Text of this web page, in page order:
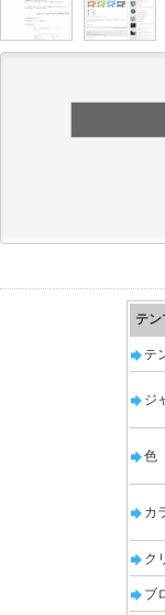
テン
テ
ジ
色
カ
ク
ブ